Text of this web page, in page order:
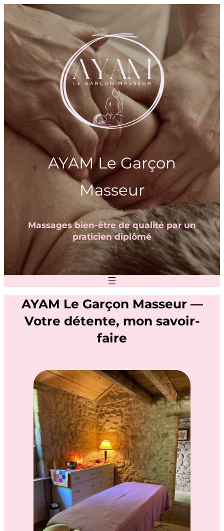
AYAM Le Garçon
Masseur
Massages bien-être de qualité par un
praticien diplômé
AYAM Le Garçon Masseur —
Votre détente, mon savoir-
faire